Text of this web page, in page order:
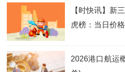
【时快讯】新
虎榜：当日价
2026港口航运